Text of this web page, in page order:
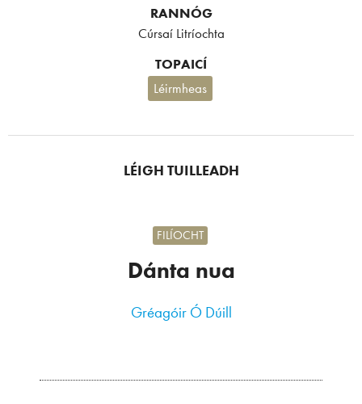
RANNÓG
Cúrsaí Litríochta
TOPAICÍ
Léirmheas
LÉIGH TUILLEADH
Dánta nua
FILÍOCHT
Gréagóir Ó Dúill